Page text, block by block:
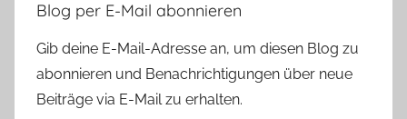
Blog per E-Mail abonnieren
Gib deine E-Mail-Adresse an, um diesen Blog zu
abonnieren und Benachrichtigungen über neue
Beiträge via E-Mail zu erhalten.